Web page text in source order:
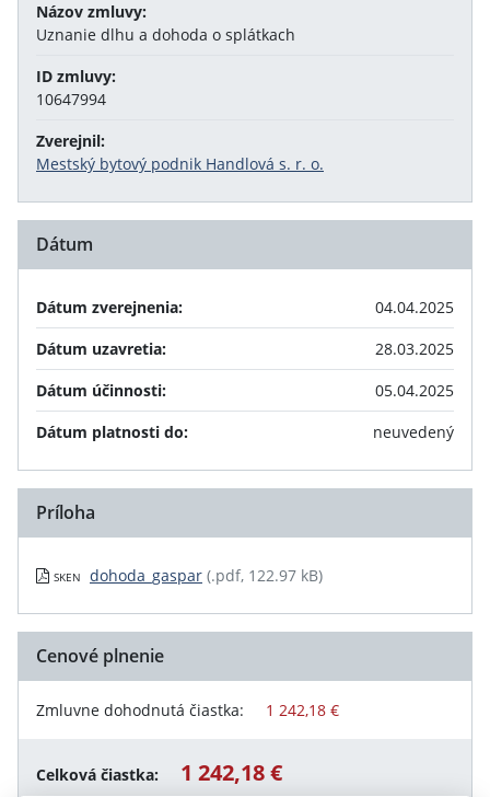
Názov zmluvy:
Uznanie dlhu a dohoda o splátkach
ID zmluvy:
10647994
Zverejnil:
Mestský bytový podnik Handlová s. r. o.
Dátum
Dátum zverejnenia:
04.04.2025
Dátum uzavretia:
28.03.2025
Dátum účinnosti:
05.04.2025
Dátum platnosti do:
neuvedený
Príloha
SKEN dohoda_gaspar (.pdf, 122.97 kB)
Cenové plnenie
Zmluvne dohodnutá čiastka: 1 242,18 €
Celková čiastka: 1 242,18 €